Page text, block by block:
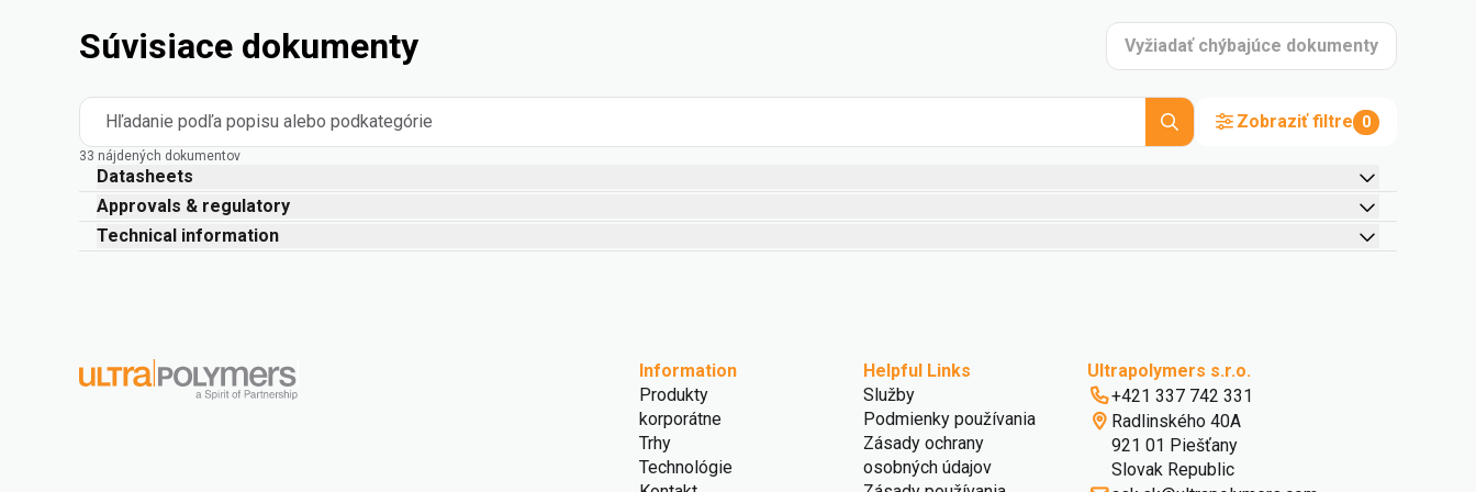
Súvisiace dokumenty Vyžiadať chýbajúce dokumenty
Hľadanie podľa popisu alebo podkategórie Zobraziť filtre 0
33 nájdených dokumentov
Datasheets
Approvals & regulatory
Technical information
Information
Produkty
korporátne
Trhy
Technológie
Helpful Links
Služby
Podmienky používania
Zásady ochrany
osobných údajov
Ultrapolymers s.r.o.
+421 337 742 331
Radlinského 40A
921 01 Piešťany
Slovak Republic